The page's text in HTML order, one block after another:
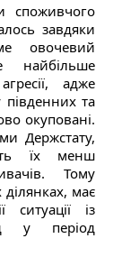
споживчого
завдяки
овочевий
найбільше
адже
та
окуповані.
Держстату,
їх менш
Тому
має
ситуації із
у період